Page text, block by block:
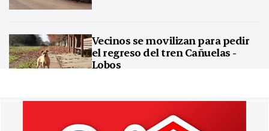
Vecinos se movilizan para pedir
el regreso del tren Cañuelas -
Lobos